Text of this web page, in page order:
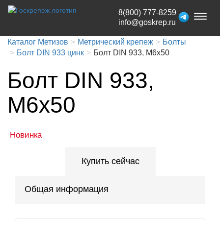
Toggle
8(800) 777-8259
info@goskrep.ru
Каталог Метизов Метрический крепеж
Болты
Болт DIN 933 цинк
Болт DIN 933, М6x50
Болт DIN 933,
М6x50
Новинка
Купить сейчас
Общая информация